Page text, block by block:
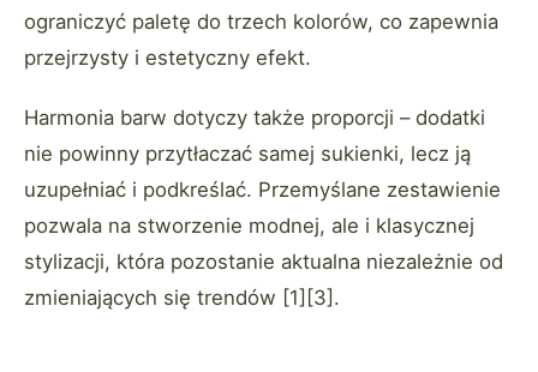
ograniczyć paletę do trzech kolorów, co zapewnia
przejrzysty i estetyczny efekt.
Harmonia barw dotyczy także proporcji – dodatki
nie powinny przytłaczać samej sukienki, lecz ją
uzupełniać i podkreślać. Przemyślane zestawienie
pozwala na stworzenie modnej, ale i klasycznej
stylizacji, która pozostanie aktualna niezależnie od
zmieniających się trendów [1][3].